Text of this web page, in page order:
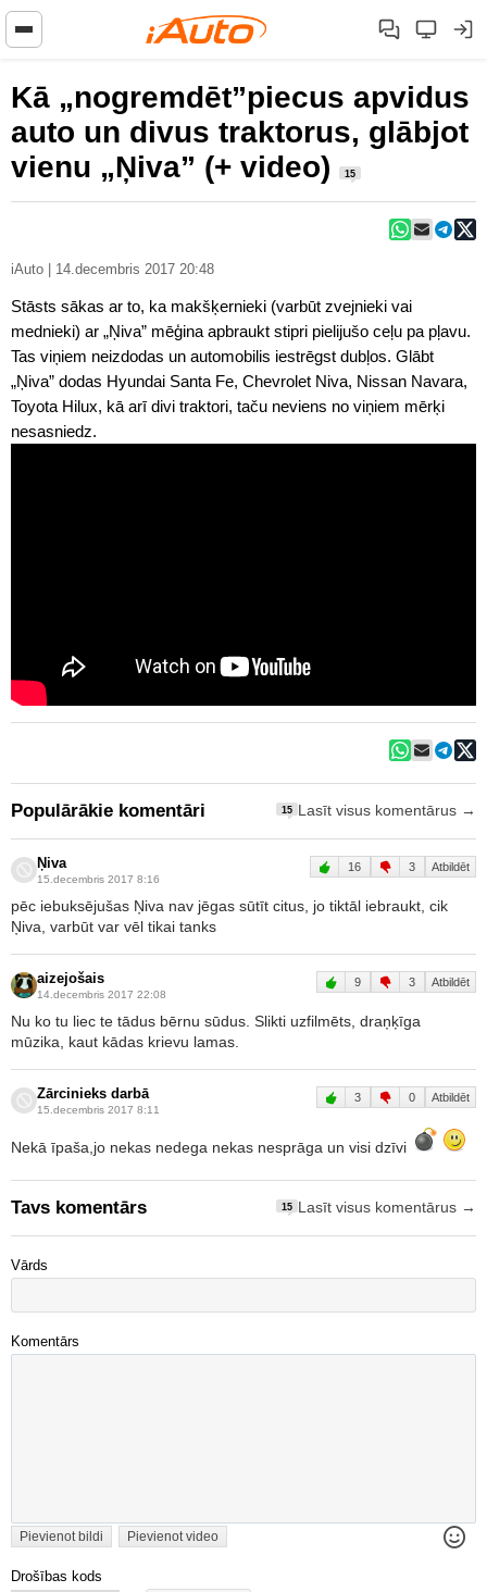
Kā „nogremdēt”piecus apvidus
auto un divus traktorus, glābjot
vienu „Ņiva” (+ video)
15
iAuto | 14.decembris 2017 20:48
Stāsts sākas ar to, ka makšķernieki (varbūt zvejnieki vai
mednieki) ar „Ņiva” mēģina apbraukt stipri pielijušo ceļu pa pļavu.
Tas viņiem neizdodas un automobilis iestrēgst dubļos. Glābt
„Ņiva” dodas Hyundai Santa Fe, Chevrolet Niva, Nissan Navara,
Toyota Hilux, kā arī divi traktori, taču neviens no viņiem mērķi
nesasniedz.
Populārākie komentāri 15 Lasīt visus komentārus →
Ņiva
15.decembris 2017 8:16
16 3 Atbildēt
pēc iebuksējušas Ņiva nav jēgas sūtīt citus, jo tiktāl iebraukt, cik
Ņiva, varbūt var vēl tikai tanks
aizejošais
14.decembris 2017 22:08
9 3 Atbildēt
Nu ko tu liec te tādus bērnu sūdus. Slikti uzfilmēts, draņķīga
mūzika, kaut kādas krievu lamas.
Zārcinieks darbā
15.decembris 2017 8:11
3 0 Atbildēt
Nekā īpaša,jo nekas nedega nekas nesprāga un visi dzīvi
Tavs komentārs 15 Lasīt visus komentārus →
Vārds
Komentārs
Pievienot bildi Pievienot video
Drošības kods